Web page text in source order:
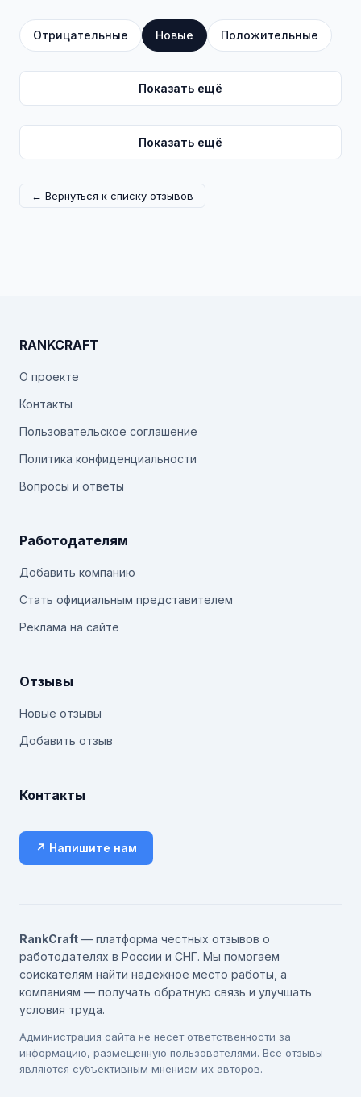
Отрицательные Новые Положительные
Показать ещё
Показать ещё
← Вернуться к списку отзывов
RANKCRAFT
О проекте
Контакты
Пользовательское соглашение
Политика конфиденциальности
Вопросы и ответы
Работодателям
Добавить компанию
Стать официальным представителем
Реклама на сайте
Отзывы
Новые отзывы
Добавить отзыв
Контакты
↗ Напишите нам
RankCraft — платформа честных отзывов о
работодателях в России и СНГ. Мы помогаем
соискателям найти надежное место работы, а
компаниям — получать обратную связь и улучшать
условия труда.
Администрация сайта не несет ответственности за
информацию, размещенную пользователями. Все отзывы
являются субъективным мнением их авторов.